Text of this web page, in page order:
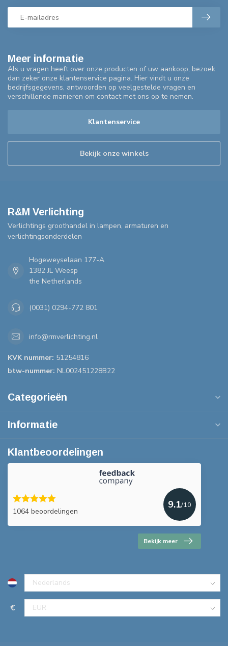
Meer informatie
Als u vragen heeft over onze producten of uw aankoop, bezoek
dan zeker onze klantenservice pagina. Hier vindt u onze
bedrijfsgegevens, antwoorden op veelgestelde vragen en
verschillende manieren om contact met ons op te nemen.
Klantenservice
Bekijk onze winkels
R&M Verlichting
Verlichtings groothandel in lampen, armaturen en
verlichtingsonderdelen
Hogeweyselaan 177-A
1382 JL Weesp
the Netherlands
(0031) 0294-772 801
info@rmverlichting.nl
KVK nummer: 51254816
btw-nummer: NL002451228B22
Categorieën
Informatie
Klantbeoordelingen
1064 beoordelingen
9.1/10
Bekijk meer
€